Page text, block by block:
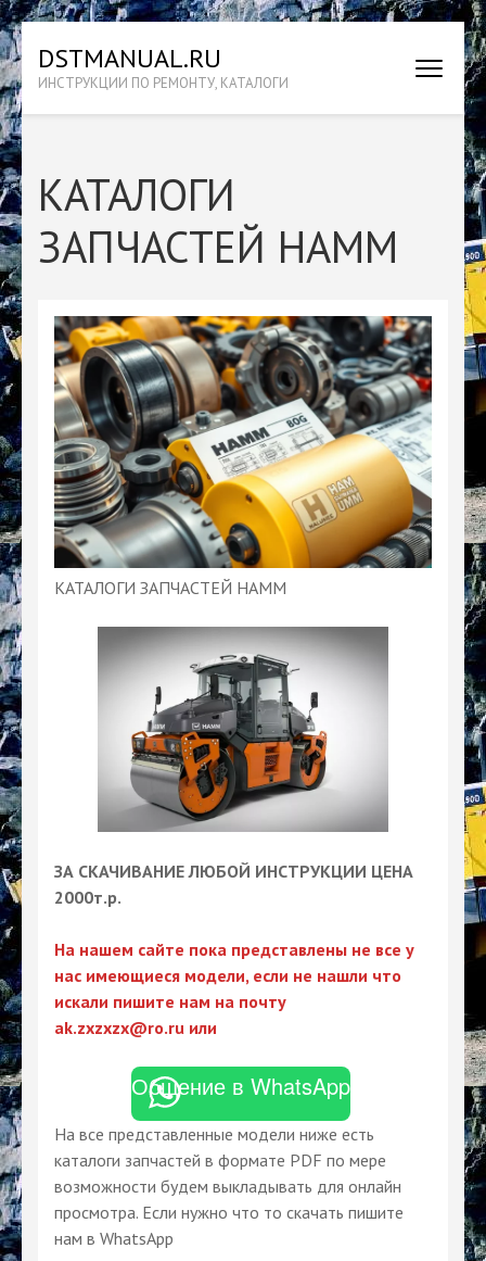
Перейти
к
содержимому
(нажмите
Enter)
DSTMANUAL.RU
ИНСТРУКЦИИ ПО РЕМОНТУ, КАТАЛОГИ
КАТАЛОГИ
ЗАПЧАСТЕЙ HAMM
КАТАЛОГИ ЗАПЧАСТЕЙ HAMM
ЗА СКАЧИВАНИЕ ЛЮБОЙ ИНСТРУКЦИИ ЦЕНА
2000т.р.
На нашем сайте пока представлены не все у
нас имеющиеся модели, если не нашли что
искали пишите нам на почту
ak.zxzxzx@ro.ru или
Общение в WhatsApp
На все представленные модели ниже есть
каталоги запчастей в формате PDF по мере
возможности будем выкладывать для онлайн
просмотра. Если нужно что то скачать пишите
нам в WhatsApp